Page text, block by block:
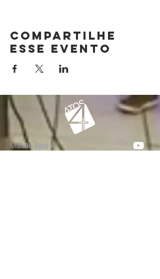
Compartilhe
esse evento
Missão Atos 4